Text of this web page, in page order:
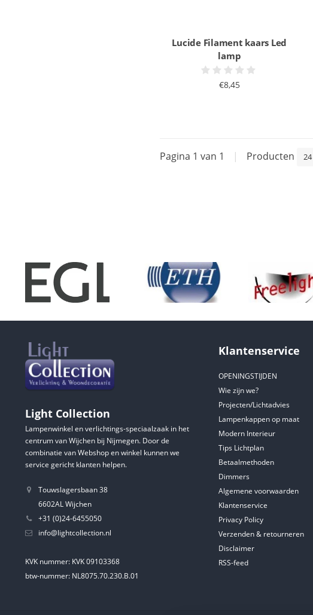
Lucide Filament kaars Led
lamp
€8,45
Pagina 1 van 1 | Producten 24
Light Collection
Lampenwinkel en verlichtings-speciaalzaak in het
centrum van Wijchen bij Nijmegen. Door de
combinatie van Webshop en winkel kunnen we
service gericht klanten helpen.
Touwslagersbaan 38
6602AL Wijchen
+31 (0)24-6455050
info@lightcollection.nl
KVK nummer: KVK 09103368
btw-nummer: NL8075.70.230.B.01
Klantenservice
OPENINGSTIJDEN
Wie zijn we?
Projecten/Lichtadvies
Lampenkappen op maat
Modern Interieur
Tips Lichtplan
Betaalmethoden
Dimmers
Algemene voorwaarden
Klantenservice
Privacy Policy
Verzenden & retourneren
Disclaimer
RSS-feed